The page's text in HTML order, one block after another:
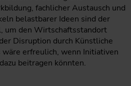
fachlicher Austausch und
belastbarer Ideen sind der
um den Wirtschaftsstandort
Disruption durch Künstliche
wäre erfreulich, wenn Initiativen
beitragen könnten.